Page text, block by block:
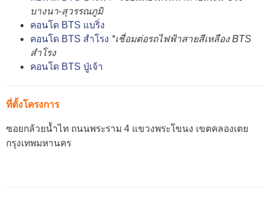
บางนา-สุวรรณภูมิ
คอนโด BTS แบริ่ง
คอนโด BTS สำโรง *เชื่อมต่อรถไฟฟ้าสายสีเหลือง BTS
สำโรง
คอนโด BTS ปู่เจ้า
ที่ตั้งโครงการ
ซอยกล้วยน้ำไท ถนนพระราม 4 แขวงพระโขนง เขตคลองเตย
กรุงเทพมหานคร